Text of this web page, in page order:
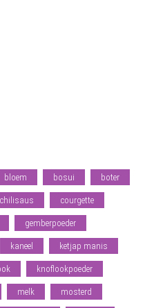
bloem bosui boter
chilisaus courgette
gemberpoeder
kaneel ketjap manis
knoflookpoeder
melk mosterd